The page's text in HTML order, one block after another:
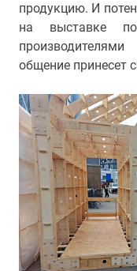
продукцию. И
на выставке
общение принесет